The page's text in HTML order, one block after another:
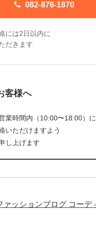
082-876-1870
には2日以内に
だきます
客様へ
業時間内（10:00〜18:00）に
いただけますよう
し上げます